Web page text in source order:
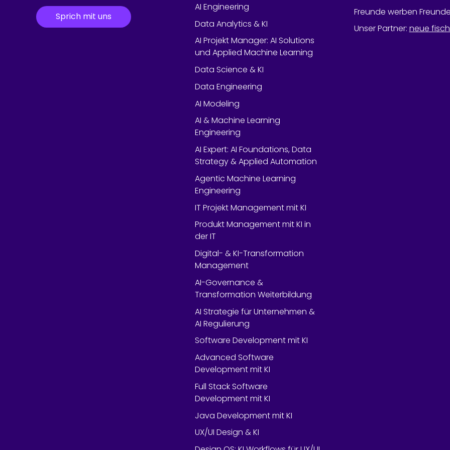
Sprich mit uns
AI Engineering
Data Analytics & KI
AI Projekt Manager: AI Solutions
und Applied Machine Learning
Data Science & KI
Data Engineering
AI Modeling
AI & Machine Learning
Engineering
AI Expert: AI Foundations, Data
Strategy & Applied Automation
Agentic Machine Learning
Engineering
IT Projekt Management mit KI
Produkt Management mit KI in
der IT
Digital- & KI-Transformation
Management
AI-Governance &
Transformation Weiterbildung
AI Strategie für Unternehmen &
AI Regulierung
Software Development mit KI
Advanced Software
Development mit KI
Full Stack Software
Development mit KI
Java Development mit KI
UX/UI Design & KI
Freunde werben
Unser Partner: neue